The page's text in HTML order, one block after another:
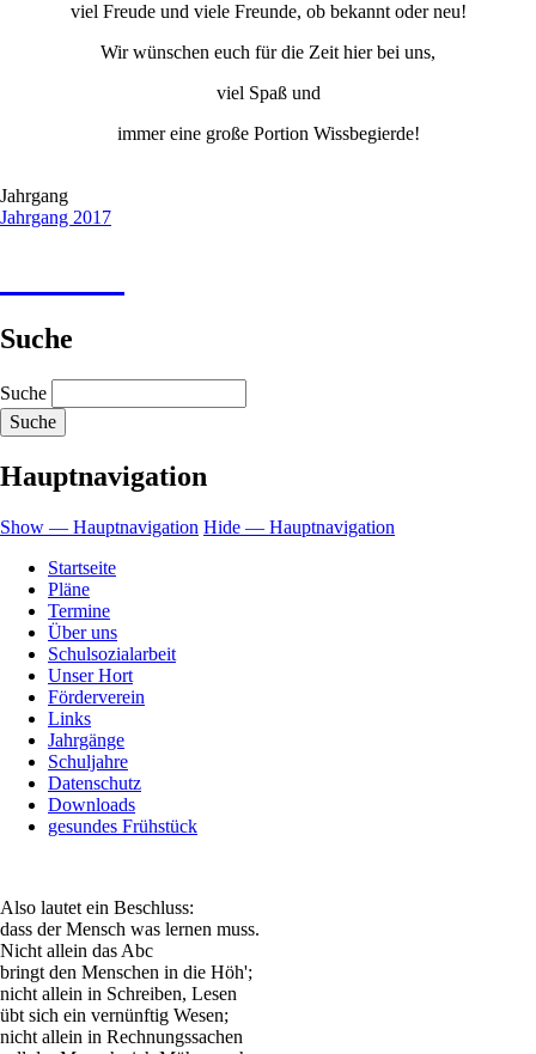
viel Freude und viele Freunde, ob bekannt oder neu!
Wir wünschen euch für die Zeit hier bei uns,
viel Spaß und
immer eine große Portion Wissbegierde!
Jahrgang
Jahrgang 2017
Suche
Suche
Hauptnavigation
Show — Hauptnavigation Hide — Hauptnavigation
Startseite
Pläne
Termine
Über uns
Schulsozialarbeit
Unser Hort
Förderverein
Links
Jahrgänge
Schuljahre
Datenschutz
Downloads
gesundes Frühstück
Also lautet ein Beschluss:
dass der Mensch was lernen muss.
Nicht allein das Abc
bringt den Menschen in die Höh';
nicht allein in Schreiben, Lesen
übt sich ein vernünftig Wesen;
nicht allein in Rechnungssachen